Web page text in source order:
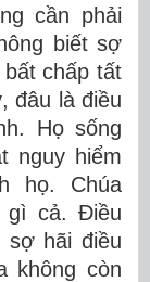
cần phải
biết sợ
chấp tất
đâu là điều
Họ sống
nguy hiểm
họ. Chúa
gì cả. Điều
sợ hãi điều
không còn